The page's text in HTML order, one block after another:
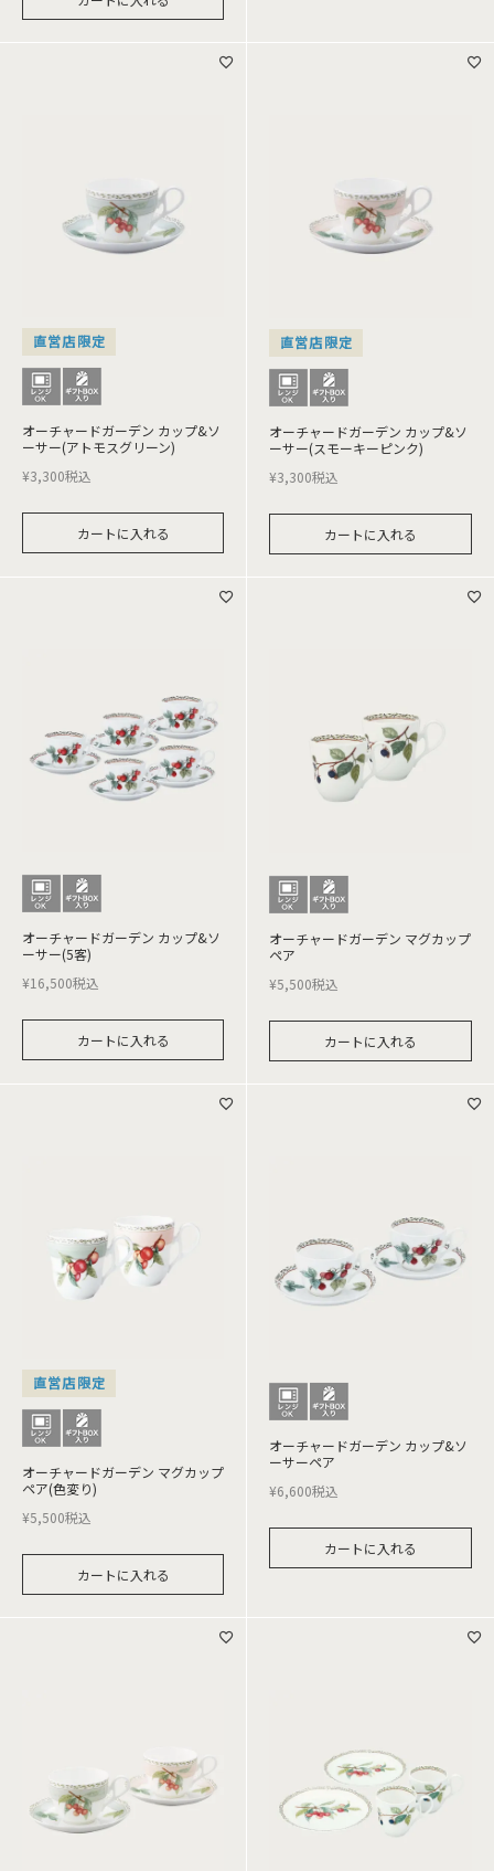
直営店限定
オーチャードガーデン カップ&ソ
ーサー(アトモスグリーン)
¥3,300税込
カートに入れる
直営店限定
オーチャードガーデン カップ&ソ
ーサー(スモーキーピンク)
¥3,300税込
カートに入れる
オーチャードガーデン カップ&ソ
ーサー(5客)
¥16,500税込
カートに入れる
オーチャードガーデン マグカップ
ペア
¥5,500税込
カートに入れる
直営店限定
オーチャードガーデン マグカップ
ペア(色変り)
¥5,500税込
カートに入れる
オーチャードガーデン カップ&ソ
ーサーペア
¥6,600税込
カートに入れる